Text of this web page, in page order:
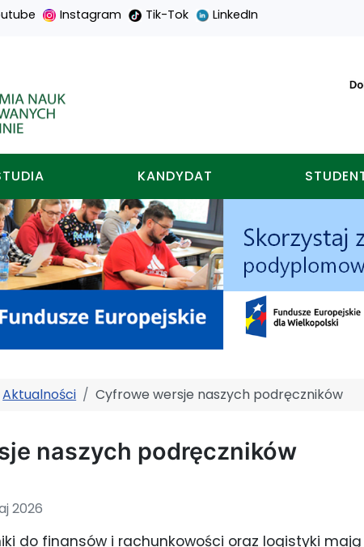
Instagram Tik-Tok LinkedIn
stosowanych w
KANDYDAT
Aktualności Cyfrowe wersje naszych podręczników
naszych podręczników
2026
do finansów i rachunkowości oraz logistyki